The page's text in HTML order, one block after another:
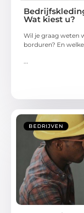
Wat kiest u?
Wil je graag weten
borduren? En
BEDRIJVEN